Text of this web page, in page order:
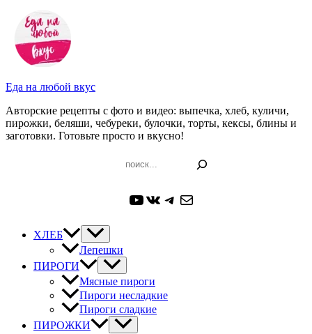
Перейти
содержимому
Еда на любой вкус
Авторские рецепты с фото и видео: выпечка, хлеб, куличи,
пирожки, беляши, чебуреки, булочки, торты, кексы, блины и
заготовки. Готовьте просто и вкусно!
YouTube
ВКонтакте
Telegram
Почта
ХЛЕБ
Лепешки
ПИРОГИ
Мясные пироги
Пироги несладкие
Пироги сладкие
ПИРОЖКИ